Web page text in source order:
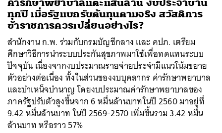
ค่ารักษาพยาบาลแตะแสนล้าน งบประจำบาน
ทุกปี เมื่อรัฐแบกรับต้นทุนตามจริง สวัสดิการ
ข้าราชการควรเปลี่ยนอย่างไร?
สำนักงาน ก.พ. ร่วมกับกรมบัญชีกลาง และ คปภ. เตรียม
ศึกษาวิธีการนำระบบประกันสุขภาพมาใช้เพื่อทดแทนระบบ
ปัจจุบัน เนื่องจากงบประมาณรายจ่ายประจำมีแนวโน้มขยาย
ตัวอย่างต่อเนื่อง ทั้งในส่วนของงบบุคลากร ค่ารักษาพยาบาล
และบำเหน็จบำนาญ โดยงบประมาณค่ารักษาพยาบาลของ
ภาครัฐปรับตัวสูงขึ้นจาก 6 หมื่นล้านบาทในปี 2560 มาอยู่ที่
9.42 หมื่นล้านบาท ในปี 2569-2570 เพิ่มขึ้นรวม 3.42 หมื่น
ล้านบาท หรือราว 57%